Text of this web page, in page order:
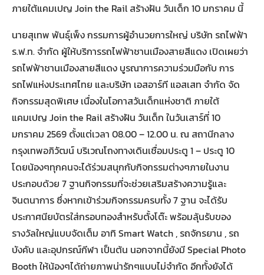
ภายใต้แคมเปญ Join the Rail สร้างฝัน วันเด็ก 10 มกราคม นี้
นายสุเทพ พันธุ์เพ็ง กรรมการผู้อำนวยการใหญ่ บริษัท รถไฟฟ้า
ร.ฟ.ท. จำกัด ผู้ให้บริการรถไฟฟ้าชานเมืองสายสีแดง เปิดเผยว่า
รถไฟฟ้าชานเมืองสายสีแดง บูรณาการความร่วมมือกับ การ
รถไฟแห่งประเทศไทย และบริษัท เอสอาร์ที แอสเสท จำกัด จัด
กิจกรรมสุดพิเศษ เนื่องในโอกาสวันเด็กแห่งชาติ ภายใต้
แคมเปญ Join the Rail สร้างฝัน วันเด็ก ในวันเสาร์ที่ 10
มกราคม 2569 ตั้งแต่เวลา 08.00 – 12.00 น. ณ สถานีกลาง
กรุงเทพอภิวัฒน์ บริเวณโถงทางเดินเชื่อมประตู 1 – ประตู 10
โดยน้องๆทุกคนจะได้ร่วมสนุกกับกิจกรรมต่างๆภายในงาน
ประกอบด้วย 7 ฐานกิจกรรมที่จะช่วยเสริมสร้างความรู้และ
จินตนาการ ซึ่งหากเข้าร่วมกิจกรรมครบทั้ง 7 ฐาน จะได้รับ
ประกาศนียบัตรใส่กรอบทองสำหรับตั้งโต๊ะ พร้อมลุ้นรับของ
รางวัลใหญ่แบบจัดเต็ม อาทิ Smart Watch , รถจักรยาน , รถ
บังคับ และอุปกรณ์กีฬา เป็นต้น นอกจากนี้ยังมี Special Photo
Booth ให้น้องๆได้ถ่ายภาพน่ารักๆแบบไม่จำกัด อีกทั้งยังได้